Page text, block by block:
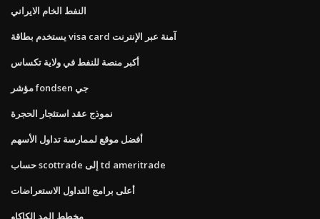
النفط الخام الايراني
يستخدم بطاقة visa card آمنة عبر الإنترنت
أكبر منصة للنفط في ولاية تكساس
مؤشر fondsen جي
نموذج عقد استئجار الحجرة
أفضل موقع لممارسة تداول الأسهم
حساب scottrade إلى td ameritrade
أعلى برامج التداول الاستعراضات
مخطط المد الكاكاو